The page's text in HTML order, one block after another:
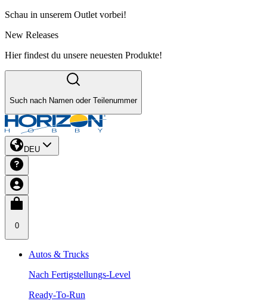
Schau in unserem Outlet vorbei!
New Releases
Hier findest du unsere neuesten Produkte!
Such nach Namen oder Teilenummer
DEU
0
Autos & Trucks
Nach Fertigstellungs-Level
Ready-To-Run